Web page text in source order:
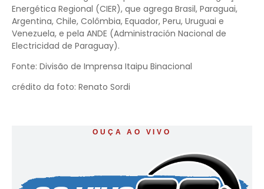
Energética Regional (CIER), que agrega Brasil, Paraguai,
Argentina, Chile, Colômbia, Equador, Peru, Uruguai e
Venezuela, e pela ANDE (Administración Nacional de
Electricidad de Paraguay).
Fonte: Divisão de Imprensa Itaipu Binacional
crédito da foto: Renato Sordi
OUÇA AO VIVO